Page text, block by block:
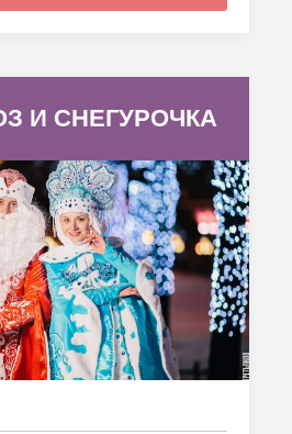
И СНЕГУРОЧКА